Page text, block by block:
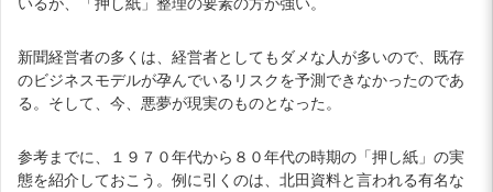
新聞経営者の多くは、経営者としてもダメな人が多いので、既存
のビジネスモデルが孕んでいるリスクを予測できなかったのであ
る。そして、今、悪夢が現実のものとなった。
参考までに、１９７０年代から８０年代の時期の「押し紙」の実
態を紹介しておこう。例に引くのは、北田資料と言われる有名な